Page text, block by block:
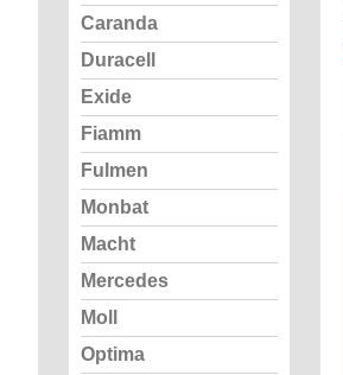
Caranda
Duracell
Exide
Fiamm
Fulmen
Monbat
Macht
Mercedes
Moll
Optima